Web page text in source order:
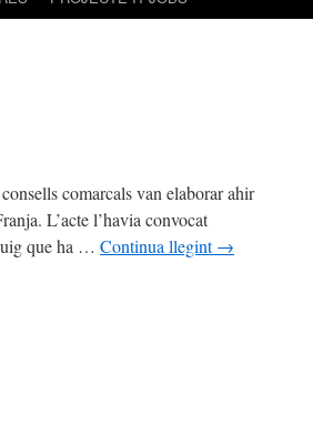
comarcals van elaborar ahir
L’acte l’havia convocat
que ha … Continua llegint→